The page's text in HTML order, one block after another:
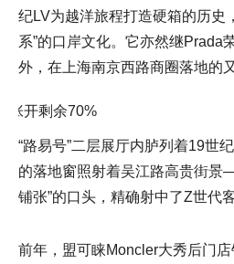
纪LV为越洋旅程打造硬箱的历史
系”的口岸文化。它亦然继Prada
外，在上海南京西路商圈落地的
张开剩余70%
“路易号”二层展厅内胪列着19世
的落地窗照射着吴江路高贵街
铺张”的口头，精确射中了Z世代
前年，盟可睐Moncler大秀后门